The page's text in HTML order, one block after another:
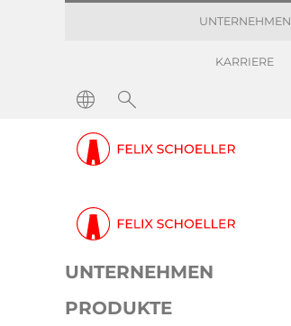
UNTERNEHMEN
KARRIERE
UNTERNEHMEN
PRODUKTE